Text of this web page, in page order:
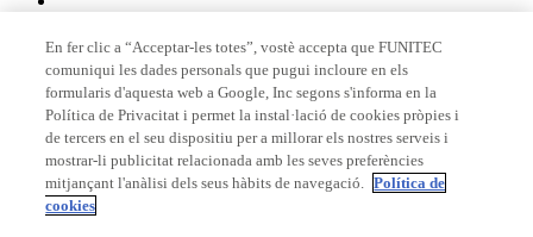
Membre de
Acreditacions
En fer clic a “Acceptar-les totes”, vostè accepta que FUNITEC
comuniqui les dades personals que pugui incloure en els
formularis d'aquesta web a Google, Inc segons s'informa en la
Política de Privacitat i permet la instal·lació de cookies pròpies i
de tercers en el seu dispositiu per a millorar els nostres serveis i
mostrar-li publicitat relacionada amb les seves preferències
mitjançant l'anàlisi dels seus hàbits de navegació. Política de
cookies